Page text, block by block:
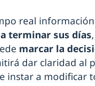
real
terminar sus días
marcar la
dar claridad al
instar a modificar